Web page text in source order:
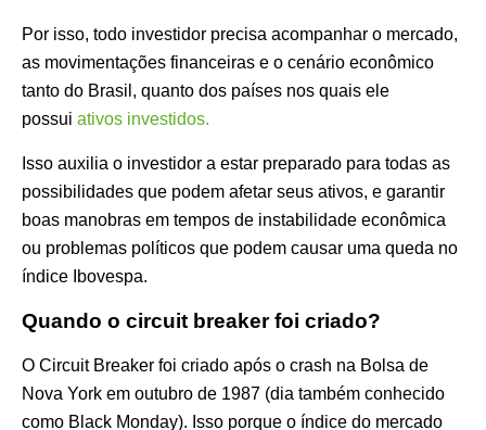
Por isso, todo investidor precisa acompanhar o mercado,
as movimentações financeiras e o cenário econômico
tanto do Brasil, quanto dos países nos quais ele
possui ativos investidos.
Isso auxilia o investidor a estar preparado para todas as
possibilidades que podem afetar seus ativos, e garantir
boas manobras em tempos de instabilidade econômica
ou problemas políticos que podem causar uma queda no
índice Ibovespa.
Quando o circuit breaker foi criado?
O Circuit Breaker foi criado após o crash na Bolsa de
Nova York em outubro de 1987 (dia também conhecido
como Black Monday). Isso porque o índice do mercado